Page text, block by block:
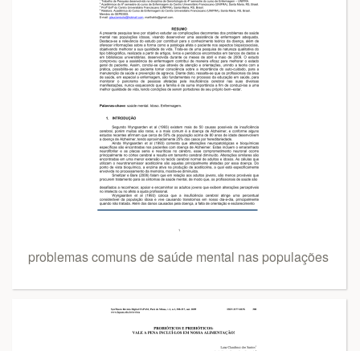
problemas comuns de saúde mental nas populações